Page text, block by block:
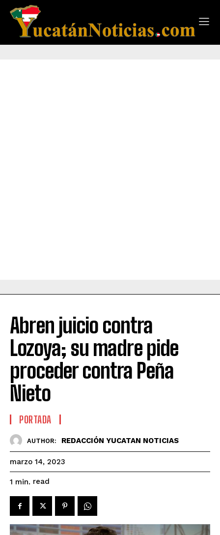
Abren juicio contra
Lozoya; su madre pide
proceder contra Peña
Nieto
PORTADA
AUTHOR: REDACCIÓN YUCATAN NOTICIAS
marzo 14, 2023
1 min. read